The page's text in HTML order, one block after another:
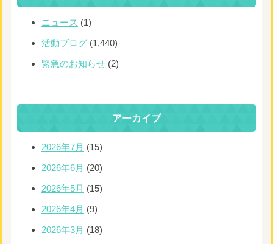
ニュース (1)
活動ブログ (1,440)
緊急のお知らせ (2)
アーカイブ
2026年7月 (15)
2026年6月 (20)
2026年5月 (15)
2026年4月 (9)
2026年3月 (18)